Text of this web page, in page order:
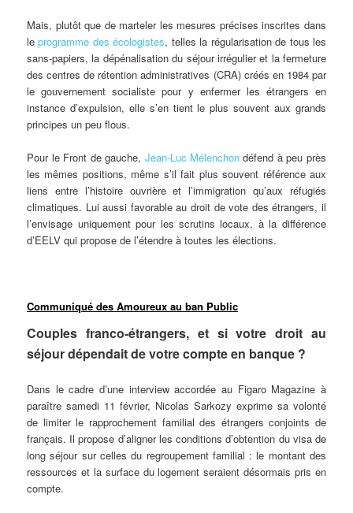
Mais, plutôt que de marteler les mesures précises inscrites dans
leprogramme des écologistes, telles la régularisation de tous les
sans-papiers, la dépénalisation du séjour irrégulier et la fermeture
des centres de rétention administratives (CRA) créés en 1984 par
le gouvernement socialiste pour y enfermer les étrangers en
instance d’expulsion, elle s’en tient le plus souvent aux grands
principes un peu flous.
Pour le Front de gauche, Jean-Luc Mélenchon défend à peu près
les mêmes positions, même s’il fait plus souvent référence aux
liens entre l’histoire ouvrière et l’immigration qu’aux réfugiés
climatiques. Lui aussi favorable au droit de vote des étrangers, il
l’envisage uniquement pour les scrutins locaux, à la différence
d’EELV qui propose de l’étendre à toutes les élections.
Communiqué des Amoureux au ban Public
Couples franco-étrangers, et si votre droit au
séjour dépendait de votre compte en banque ?
Dans le cadre d’une interview accordée au Figaro Magazine à
paraître samedi 11 février, Nicolas Sarkozy exprime sa volonté
de limiter le rapprochement familial des étrangers conjoints de
français. Il propose d’aligner les conditions d’obtention du visa de
long séjour sur celles du regroupement familial : le montant des
ressources et la surface du logement seraient désormais pris en
compte.